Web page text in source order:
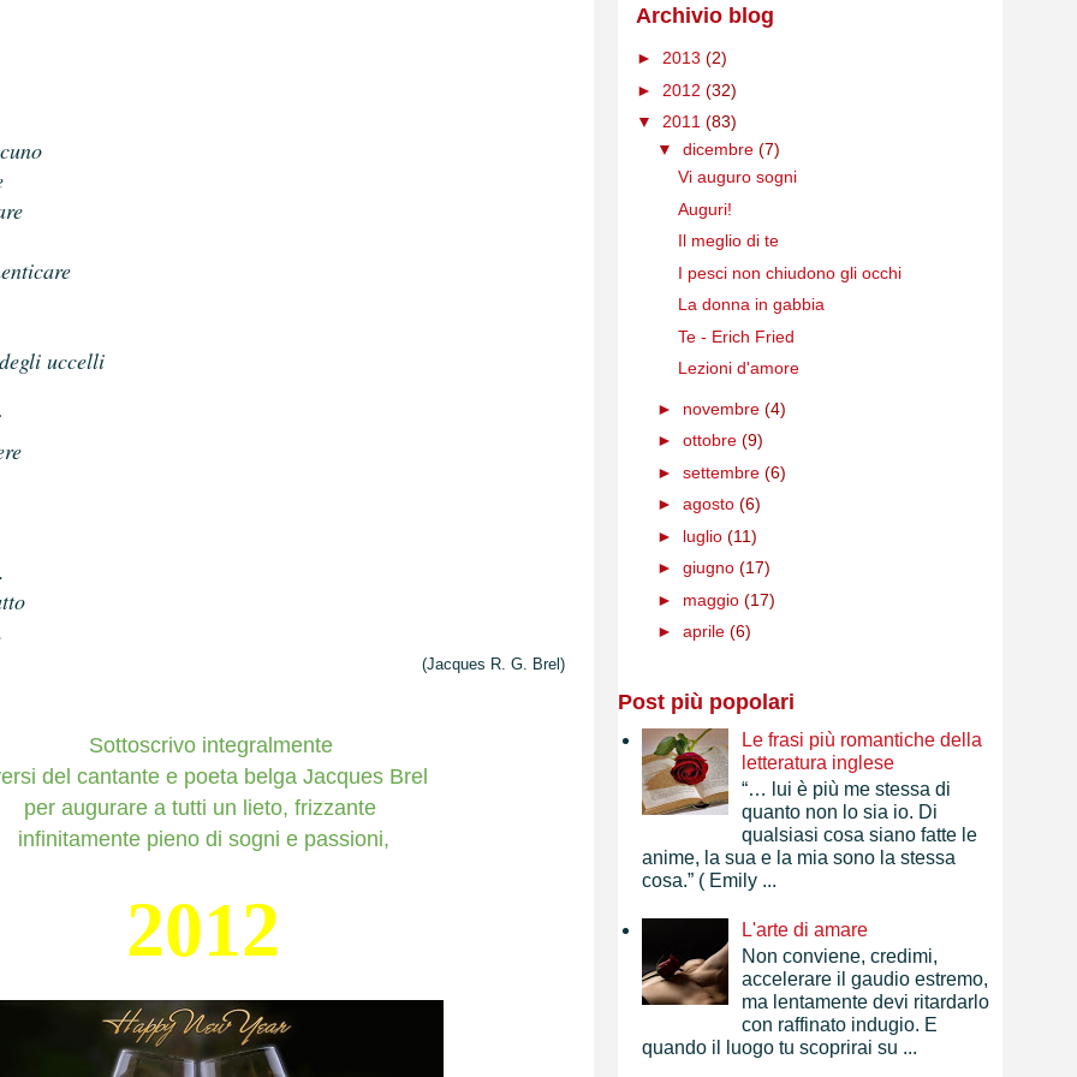
uccelli
(Jacques R. G. Brel)
Sottoscrivo integralmente
del cantante e poeta belga Jacques Brel
per augurare a tutti un lieto, frizzante
infinitamente pieno di sogni e passioni,
2012
Archivio blog
► 2013 (2)
► 2012 (32)
▼ 2011 (83)
▼ dicembre (7)
Vi auguro sogni
Auguri!
Il meglio di te
I pesci non chiudono gli occhi
La donna in gabbia
Te - Erich Fried
Lezioni d'amore
► novembre (4)
► ottobre (9)
► settembre (6)
► agosto (6)
► luglio (11)
► giugno (17)
► maggio (17)
► aprile (6)
Post più popolari
Le frasi più romantiche della
letteratura inglese
“… lui è più me stessa di
quanto non lo sia io. Di
qualsiasi cosa siano fatte le
anime, la sua e la mia sono la stessa
cosa.” ( Emily ...
L'arte di amare
Non conviene, credimi,
accelerare il gaudio estremo,
ma lentamente devi ritardarlo
con raffinato indugio. E
quando il luogo tu scoprirai su ...